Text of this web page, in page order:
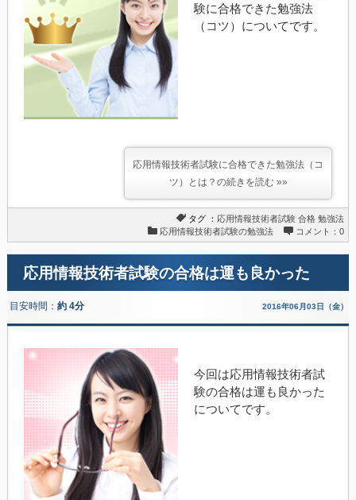
験に合格できた勉強法
（コツ）についてです。
応用情報技術者試験に合格できた勉強法（コ
ツ）とは？の続きを読む »»
タグ ： 応用情報技術者試験 合格 勉強法
応用情報技術者試験の勉強法
コメント：0
応用情報技術者試験の合格は運も良かった
目安時間： 約 4分 2016年06月03日（金）
今回は応用情報技術者試
験の合格は運も良かった
についてです。